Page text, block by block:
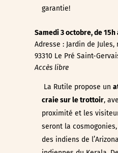
garantie!
Samedi 3 octobre, de 15h
Adresse : Jardin de Jules,
93310 Le Pré Saint-
Accès libre
La Rutile propose un
craie sur le trottoir,
proximité et les
seront la
des indiens de